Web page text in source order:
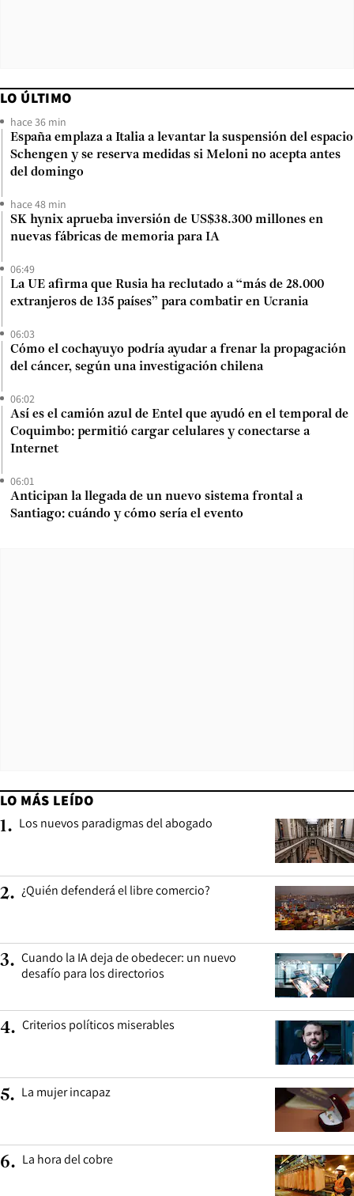
LO ÚLTIMO
hace 36 min
España emplaza a Italia a levantar la suspensión del espacio
Schengen y se reserva medidas si Meloni no acepta antes
del domingo
hace 48 min
SK hynix aprueba inversión de US$38.300 millones en
nuevas fábricas de memoria para IA
06:49
La UE afirma que Rusia ha reclutado a “más de 28.000
extranjeros de 135 países” para combatir en Ucrania
06:03
Cómo el cochayuyo podría ayudar a frenar la propagación
del cáncer, según una investigación chilena
06:02
Así es el camión azul de Entel que ayudó en el temporal de
Coquimbo: permitió cargar celulares y conectarse a
Internet
06:01
Anticipan la llegada de un nuevo sistema frontal a
Santiago: cuándo y cómo sería el evento
LO MÁS LEÍDO
1. Los nuevos paradigmas del abogado
2. ¿Quién defenderá el libre comercio?
3. Cuando la IA deja de obedecer: un nuevo
desafío para los directorios
4. Criterios políticos miserables
5. La mujer incapaz
6. La hora del cobre